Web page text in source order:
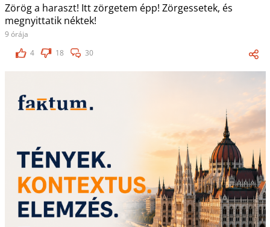
Zörög a haraszt! Itt zörgetem épp! Zörgessetek, és
megnyittatik néktek!
9 órája
4
18 30